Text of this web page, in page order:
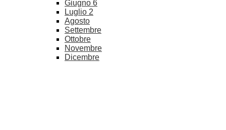
Giugno 6
Luglio 2
Agosto
Settembre
Ottobre
Novembre
Dicembre